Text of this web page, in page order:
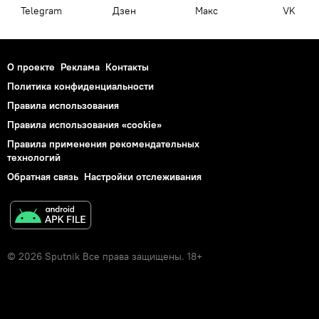
Telegram Дзен Макс VK
О проекте Реклама Контакты
Политика конфиденциальности
Правила использования
Правила использования «cookie»
Правила применения рекомендательных
технологий
Обратная связь Настройки отслеживания
© 2026 Sputnik Все права защищены. 18+